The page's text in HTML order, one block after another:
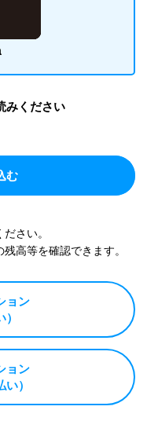
みください
む
さい。
高等を確認できます。
ョン
ョン
）